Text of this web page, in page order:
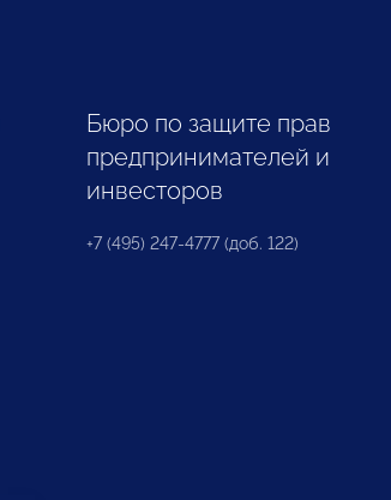
Бюро по защите прав
предпринимателей и
инвесторов
+7 (495) 247-4777 (доб. 122)